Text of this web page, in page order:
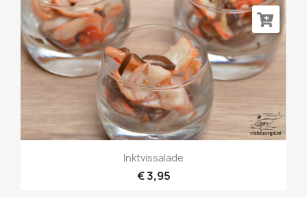
Inktvissalade
€ 3,95